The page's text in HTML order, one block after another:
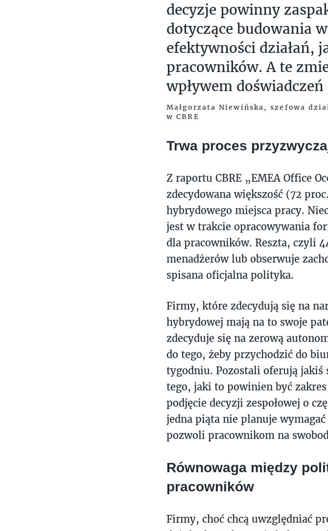
decyzje powinny
dotyczące budowania
efektywności działań,
pracowników. A te
wpływem
Małgorzata Niewińska, szefowa
w CBRE
Trwa proces
Z raportu CBRE „EMEA Office
zdecydowana większość (72
hybrydowego miejsca pracy.
jest w trakcie opracowywania
dla pracowników. Reszta, czyli
menadżerów lub obserwuje
spisana oficjalna polityka.
Firmy, które zdecydują się na
hybrydowej mają na to swoje
zdecyduje się na zerową
do tego, żeby przychodzić do
tygodniu. Pozostali oferują
tego, jaki to powinien być
podjęcie decyzji zespołowej o
jedna piąta nie planuje
pozwoli pracownikom na
Równowaga między
pracowników
Firmy, choć chcą uwzględniać